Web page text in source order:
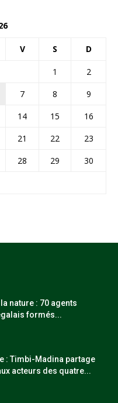
V S D
1
2
7 8
9
14 15
16
21 22
23
28 29
30
nature : 70 agents
formés...
: Timbi-Madina partage
acteurs des quatre...